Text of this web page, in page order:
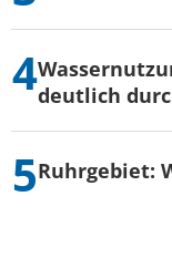
deutlich
Ruhrgebiet: